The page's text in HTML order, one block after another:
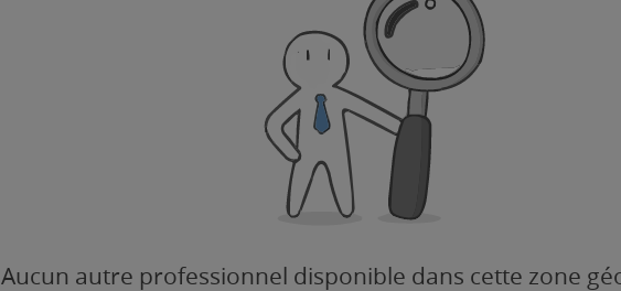
Aucun autre professionnel disponible dans cette zone